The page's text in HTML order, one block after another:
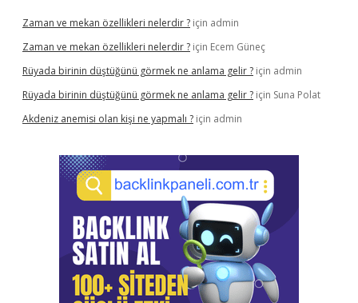
Zaman ve mekan özellikleri nelerdir ? için admin
Zaman ve mekan özellikleri nelerdir ? için Ecem Güneç
Rüyada birinin düştüğünü görmek ne anlama gelir ? için admin
Rüyada birinin düştüğünü görmek ne anlama gelir ? için Suna Polat
Akdeniz anemisi olan kişi ne yapmalı ? için admin